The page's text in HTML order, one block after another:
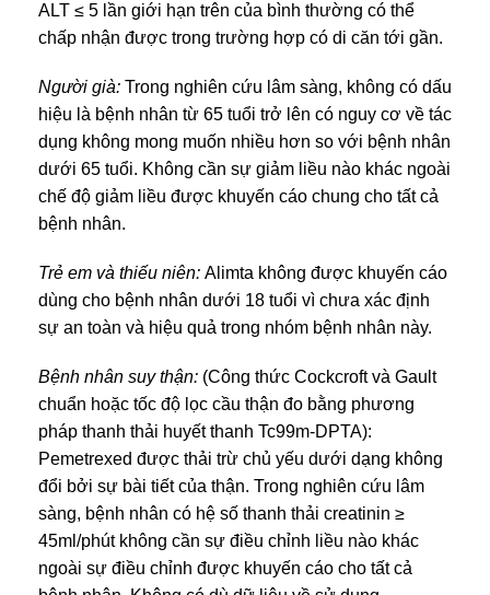
ALT ≤ 5 lần giới hạn trên của bình thường có thể
chấp nhận được trong trường hợp có di căn tới gần.
Người già: Trong nghiên cứu lâm sàng, không có dấu
hiệu là bệnh nhân từ 65 tuổi trở lên có nguy cơ về tác
dụng không mong muốn nhiều hơn so với bệnh nhân
dưới 65 tuổi. Không cần sự giảm liều nào khác ngoài
chế độ giảm liều được khuyến cáo chung cho tất cả
bệnh nhân.
Trẻ em và thiếu niên: Alimta không được khuyến cáo
dùng cho bệnh nhân dưới 18 tuổi vì chưa xác định
sự an toàn và hiệu quả trong nhóm bệnh nhân này.
Bệnh nhân suy thận: (Công thức Cockcroft và Gault
chuẩn hoặc tốc độ lọc cầu thận đo bằng phương
pháp thanh thải huyết thanh Tc99m-DPTA):
Pemetrexed được thải trừ chủ yếu dưới dạng không
đổi bởi sự bài tiết của thận. Trong nghiên cứu lâm
sàng, bệnh nhân có hệ số thanh thải creatinin ≥
45ml/phút không cần sự điều chỉnh liều nào khác
ngoài sự điều chỉnh được khuyến cáo cho tất cả